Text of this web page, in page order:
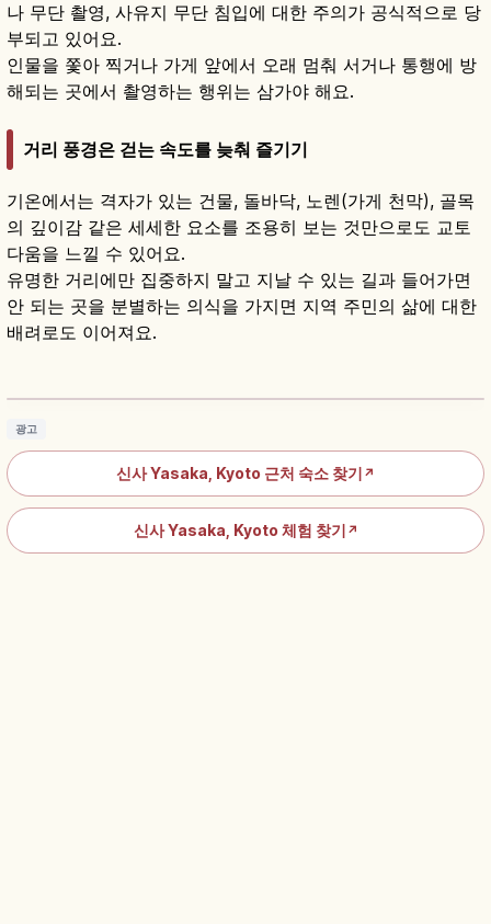
나 무단 촬영, 사유지 무단 침입에 대한 주의가 공식적으로 당
부되고 있어요.
인물을 쫓아 찍거나 가게 앞에서 오래 멈춰 서거나 통행에 방
해되는 곳에서 촬영하는 행위는 삼가야 해요.
거리 풍경은 걷는 속도를 늦춰 즐기기
기온에서는 격자가 있는 건물, 돌바닥, 노렌(가게 천막), 골목
의 깊이감 같은 세세한 요소를 조용히 보는 것만으로도 교토
다움을 느낄 수 있어요.
유명한 거리에만 집중하지 말고 지날 수 있는 길과 들어가면
안 되는 곳을 분별하는 의식을 가지면 지역 주민의 삶에 대한
배려로도 이어져요.
교토 야사카 신사 가이드｜기온의 상징·기온 마
광고
신사 Yasaka, Kyoto 근처 숙소 찾기 ↗
신사 Yasaka, Kyoto 체험 찾기 ↗